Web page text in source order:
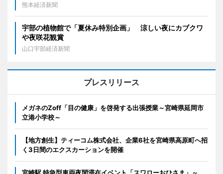
熊本経済新聞
宇部の植物館で「夏休み特別企画」 涼しい夜にカブクワ
や夜咲花観賞
山口宇部経済新聞
プレスリリース
メガネのZoff「目の健康」を啓発する出張授業～宮崎県延岡市
立港小学校～
【地方創生】ティーコム株式会社、企業6社を宮崎県高原町へ招
く3日間のエクスカーションを開催